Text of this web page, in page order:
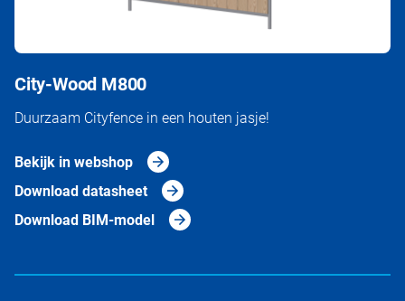
City-Wood M800
Duurzaam Cityfence in een houten jasje!
Bekijk in webshop
Download datasheet
Download BIM-model